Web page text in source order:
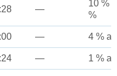
—
10 %
%
— 4 %
— 1 %